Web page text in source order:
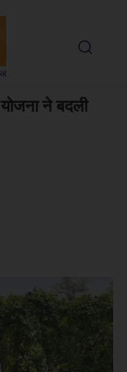
ने बदली